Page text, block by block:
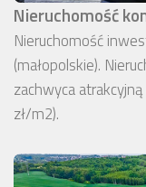
Nieruchomość
Nieruchomość
(małopolskie).
zachwyca
zł/m2).